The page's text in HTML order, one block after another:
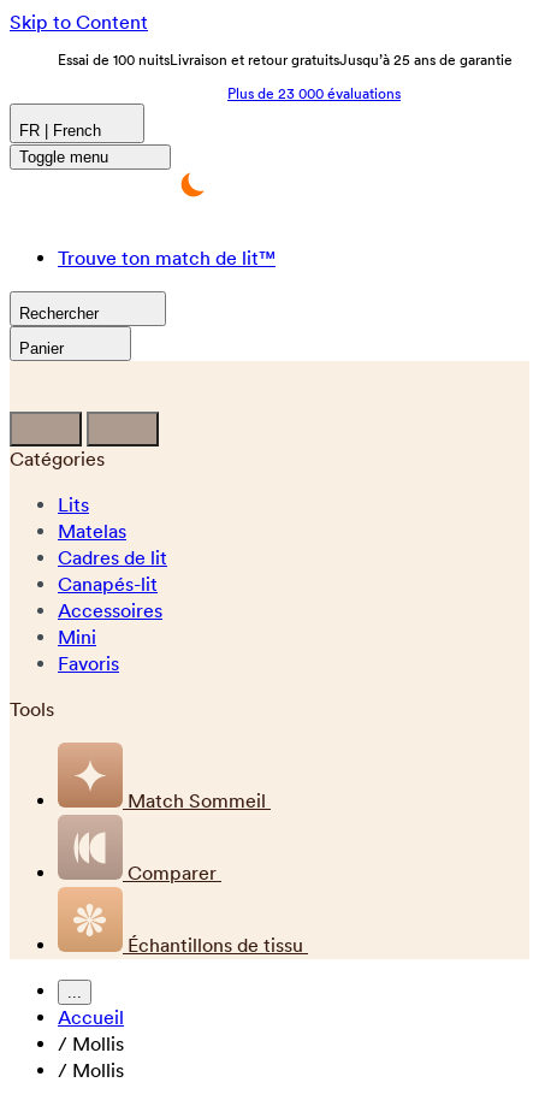
Skip to Content
Essai de 100 nuitsLivraison et retour gratuitsJusqu’à 25 ans de garantie
Plus de 23 000 évaluations
FR | French
Toggle menu
Trouve ton match de lit™
Rechercher
Panier
Catégories
Lits
Matelas
Cadres de lit
Canapés-lit
Accessoires
Mini
Favoris
Tools
Match Sommeil
Comparer
Échantillons de tissu
...
Accueil
/ Mollis
/ Mollis